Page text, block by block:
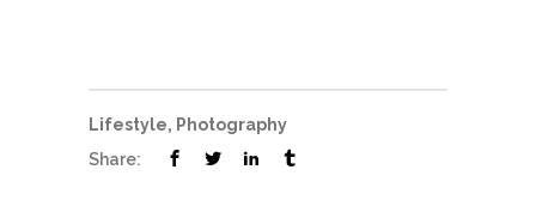
Lifestyle, Photography
Share: